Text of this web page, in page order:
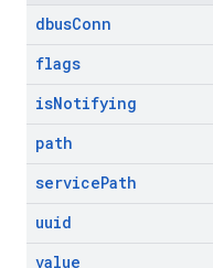
dbusConn
flags
isNotifying
path
servicePath
uuid
value